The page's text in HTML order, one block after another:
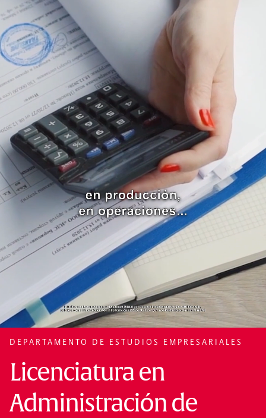
DEPARTAMENTO DE ESTUDIOS EMPRESARIALES
Licenciatura en
Administración de